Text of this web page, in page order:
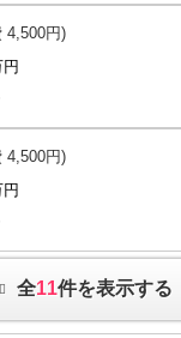
4,500円)
4,500円)
全11件を表示する